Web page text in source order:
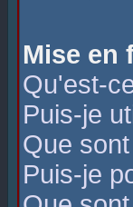
Mise en
Qu'est-
Puis-je
Que
Puis-je